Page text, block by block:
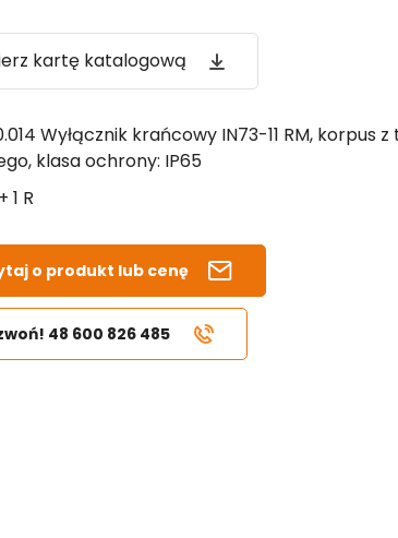
kartę katalogową
Wyłącznik krańcowy IN73-11 RM, korpus
klasa ochrony: IP65
1 R
o produkt lub cenę
48 600 826 485